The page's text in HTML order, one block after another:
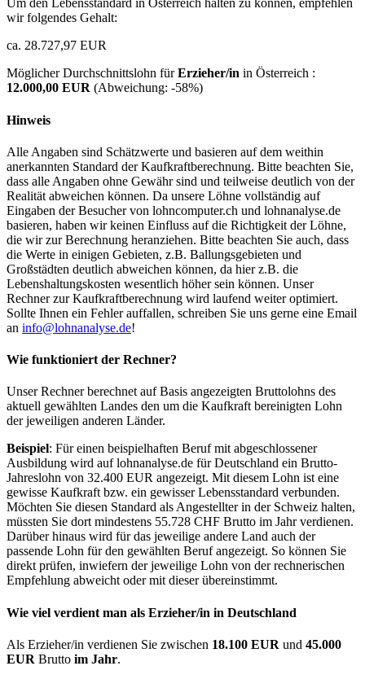
Um den Lebensstandard in Österreich halten zu können, empfehlen
wir folgendes Gehalt:
ca. 28.727,97 EUR
Möglicher Durchschnittslohn fürErzieher/in in Österreich :
12.000,00 EUR (Abweichung: -58%)
Hinweis
Alle Angaben sind Schätzwerte und basieren auf dem weithin
anerkannten Standard der Kaufkraftberechnung. Bitte beachten Sie,
dass alle Angaben ohne Gewähr sind und teilweise deutlich von der
Realität abweichen können. Da unsere Löhne vollständig auf
Eingaben der Besucher von lohncomputer.ch und lohnanalyse.de
basieren, haben wir keinen Einfluss auf die Richtigkeit der Löhne,
die wir zur Berechnung heranziehen. Bitte beachten Sie auch, dass
die Werte in einigen Gebieten, z.B. Ballungsgebieten und
Großstädten deutlich abweichen können, da hier z.B. die
Lebenshaltungskosten wesentlich höher sein können. Unser
Rechner zur Kaufkraftberechnung wird laufend weiter optimiert.
Sollte Ihnen ein Fehler auffallen, schreiben Sie uns gerne eine Email
an info@lohnanalyse.de!
Wie funktioniert der Rechner?
Unser Rechner berechnet auf Basis angezeigten Bruttolohns des
aktuell gewählten Landes den um die Kaufkraft bereinigten Lohn
der jeweiligen anderen Länder.
Beispiel: Für einen beispielhaften Beruf mit abgeschlossener
Ausbildung wird auf lohnanalyse.de für Deutschland ein Brutto-
Jahreslohn von 32.400 EUR angezeigt. Mit diesem Lohn ist eine
gewisse Kaufkraft bzw. ein gewisser Lebensstandard verbunden.
Möchten Sie diesen Standard als Angestellter in der Schweiz halten,
müssten Sie dort mindestens 55.728 CHF Brutto im Jahr verdienen.
Darüber hinaus wird für das jeweilige andere Land auch der
passende Lohn für den gewählten Beruf angezeigt. So können Sie
direkt prüfen, inwiefern der jeweilige Lohn von der rechnerischen
Empfehlung abweicht oder mit dieser übereinstimmt.
Wie viel verdient man als Erzieher/in in Deutschland
Als Erzieher/in verdienen Sie zwischen 18.100 EUR und 45.000
EUR Brutto im Jahr.